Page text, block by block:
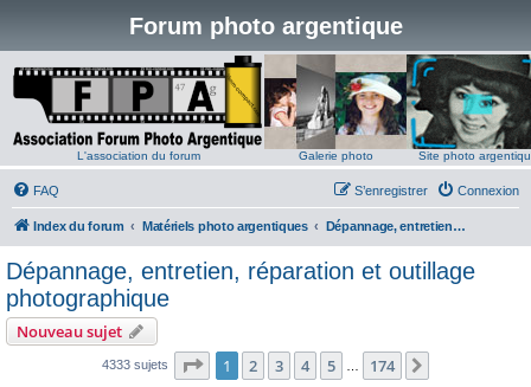
Forum photo argentique
L'association du forum Galerie photo Site photo
FAQ Connexion
S’enregistrer
Index du forum Matériels photo argentiques Dépannage, entretien, réparation et outillage photographique
Dépannage, entretien, réparation et outillage
photographique
Nouveau sujet
4333 sujets Page 1sur174
1 2 3 4 5 174